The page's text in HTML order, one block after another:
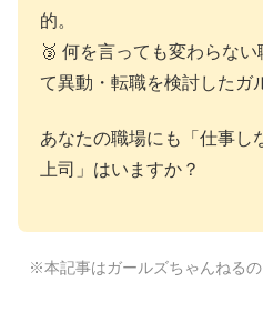
的。
🥉 何を言っても変わらな
て異動・転職を検討したガ
あなたの職場にも「仕事し
上司」はいますか？
※本記事はガールズちゃんねる